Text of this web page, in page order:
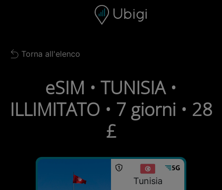
Barra di navigazione
Back to list
Torna all'elenco
eSIM • TUNISIA •
ILLIMITATO • 7 giorni • 28
£
Tunisia